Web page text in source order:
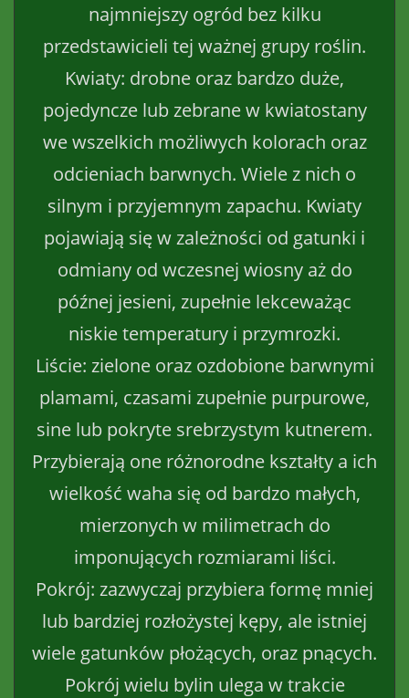
najmniejszy ogród bez kilku
przedstawicieli tej ważnej grupy roślin.
Kwiaty: drobne oraz bardzo duże,
pojedyncze lub zebrane w kwiatostany
we wszelkich możliwych kolorach oraz
odcieniach barwnych. Wiele z nich o
silnym i przyjemnym zapachu. Kwiaty
pojawiają się w zależności od gatunki i
odmiany od wczesnej wiosny aż do
późnej jesieni, zupełnie lekceważąc
niskie temperatury i przymrozki.
Liście: zielone oraz ozdobione barwnymi
plamami, czasami zupełnie purpurowe,
sine lub pokryte srebrzystym kutnerem.
Przybierają one różnorodne kształty a ich
wielkość waha się od bardzo małych,
mierzonych w milimetrach do
imponujących rozmiarami liści.
Pokrój: zazwyczaj przybiera formę mniej
lub bardziej rozłożystej kępy, ale istniej
wiele gatunków płożących, oraz pnących.
Pokrój wielu bylin ulega w trakcie